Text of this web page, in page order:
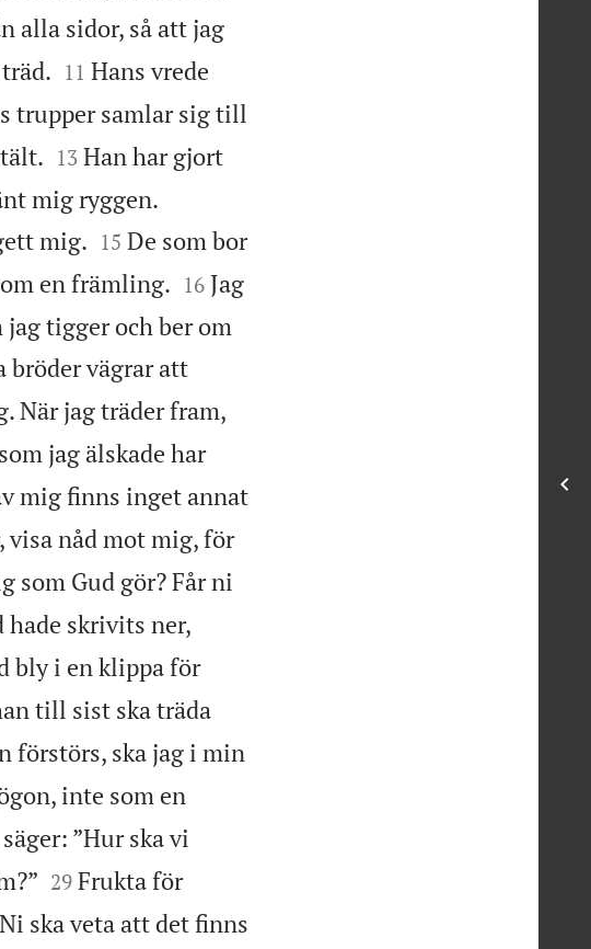
alla sidor, så att jag

11 Hans vrede
trupper samlar sig till

13 Han har gjort
mig ryggen.
mig.
15 De som bor
en främling.
16 Jag
tigger och ber om
vägrar att
När jag träder fram,
jag älskade har
mig finns inget annat
visa nåd mot mig, för
som Gud gör? Får ni
hade skrivits ner,
bly i en klippa för
till sist ska träda
förstörs, ska jag i min
inte som en
”Hur ska vi

29 Frukta för
ska veta att det finns